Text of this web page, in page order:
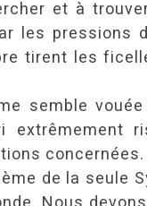
et à
les pressions
tirent les
semble
extrêmement
concernées.
de la seule